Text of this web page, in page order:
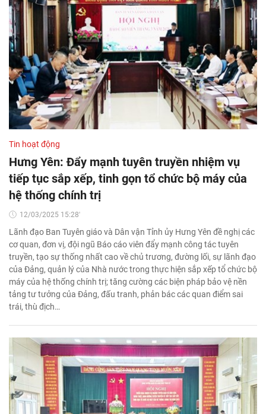
Tin hoạt động
Hưng Yên: Đẩy mạnh tuyên truyền nhiệm vụ
tiếp tục sắp xếp, tinh gọn tổ chức bộ máy của
hệ thống chính trị
12/03/2025 15:28'
Lãnh đạo Ban Tuyên giáo và Dân vận Tỉnh ủy Hưng Yên đề nghị các
cơ quan, đơn vị, đội ngũ Báo cáo viên đẩy mạnh công tác tuyên
truyền, tạo sự thống nhất cao về chủ trương, đường lối, sự lãnh đạo
của Đảng, quản lý của Nhà nước trong thực hiện sắp xếp tổ chức bộ
máy của hệ thống chính trị; tăng cường các biện pháp bảo vệ nền
tảng tư tưởng của Đảng, đấu tranh, phản bác các quan điểm sai
trái, thù địch…